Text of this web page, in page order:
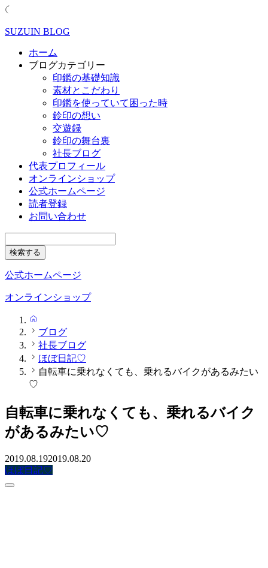
SUZUIN BLOG
ホーム
ブログカテゴリー
印鑑の基礎知識
素材とこだわり
印鑑を使っていて困った時
鈴印の想い
交遊録
鈴印の舞台裏
社長ブログ
代表プロフィール
オンラインショップ
公式ホームページ
読者登録
お問い合わせ
公式ホームページ
オンラインショップ
ブログ
社長ブログ
ほぼ日記♡
自転車に乗れなくても、乗れるバイクがあるみたい
♡
自転車に乗れなくても、乗れるバイク
があるみたい♡
2019.08.192019.08.20
ほぼ日記♡